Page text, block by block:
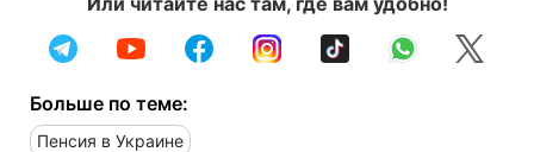
Больше по теме:
Пенсия в Украине